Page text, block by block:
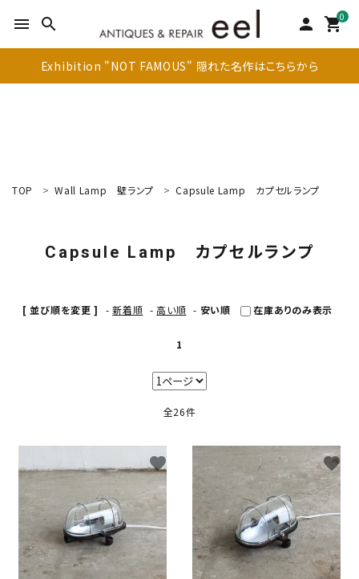
menu search person 0
shopping_cart
Exhibition "NOT FAMOUS" 隠れた名作はこちらから
search
新着商品
ドア
TOP Wall Lamp 壁ランプ Capsule Lamp カプセルランプ
Capsule Lamp カプセルランプ
[ 並び順を変更 ] -新着順 -高い順 - 安い順 在庫ありのみ表示
1
全26件
favorite favorite